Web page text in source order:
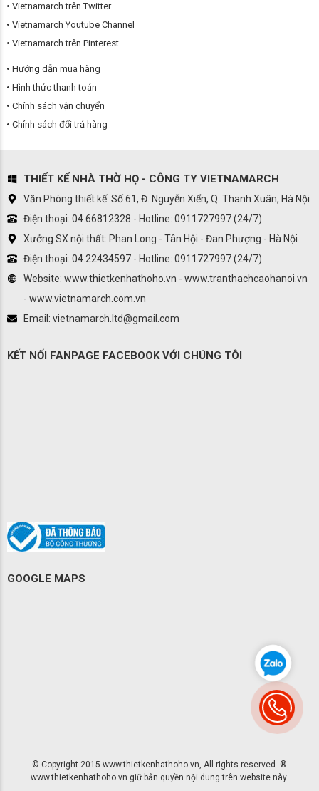
Vietnamarch trên Twitter
Vietnamarch Youtube Channel
Vietnamarch trên Pinterest
Hướng dẫn mua hàng
Hình thức thanh toán
Chính sách vận chuyển
Chính sách đổi trả hàng
THIẾT KẾ NHÀ THỜ HỌ - CÔNG TY VIETNAMARCH
Văn Phòng thiết kế: Số 61, Đ. Nguyễn Xiển, Q. Thanh Xuân, Hà Nội
Điện thoại: 04.66812328 - Hotline: 0911727997 (24/7)
Xưởng SX nội thất: Phan Long - Tân Hội - Đan Phượng - Hà Nội
Điện thoại: 04.22434597 - Hotline: 0911727997 (24/7)
Website: www.thietkenhathoho.vn - www.tranthachcaohanoi.vn
- www.vietnamarch.com.vn
Email: vietnamarch.ltd@gmail.com
KẾT NỐI FANPAGE FACEBOOK VỚI CHÚNG TÔI
GOOGLE MAPS
© Copyright 2015 www.thietkenhathoho.vn, All rights reserved. ®
www.thietkenhathoho.vn giữ bản quyền nội dung trên website này.